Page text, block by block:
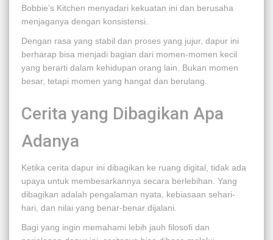
Bobbie’s Kitchen menyadari kekuatan ini dan berusaha
menjaganya dengan konsistensi.
Dengan rasa yang stabil dan proses yang jujur, dapur ini
berharap bisa menjadi bagian dari momen-momen kecil
yang berarti dalam kehidupan orang lain. Bukan momen
besar, tetapi momen yang hangat dan berulang.
Cerita yang Dibagikan Apa
Adanya
Ketika cerita dapur ini dibagikan ke ruang digital, tidak ada
upaya untuk membesarkannya secara berlebihan. Yang
dibagikan adalah pengalaman nyata, kebiasaan sehari-
hari, dan nilai yang benar-benar dijalani.
Bagi yang ingin memahami lebih jauh filosofi dan